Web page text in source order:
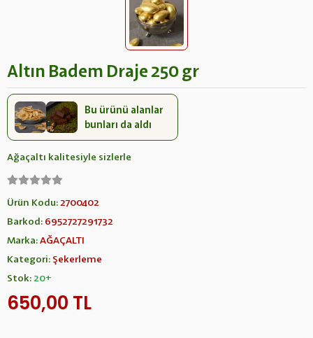
Altın Badem Draje 250 gr
Bu ürünü alanlar
bunları da aldı
Ağaçaltı kalitesiyle sizlerle
Ürün Kodu:2700402
Barkod: 6952727291732
Marka:AĞAÇALTI
Kategori: Şekerleme
Stok:20+
650,00 TL